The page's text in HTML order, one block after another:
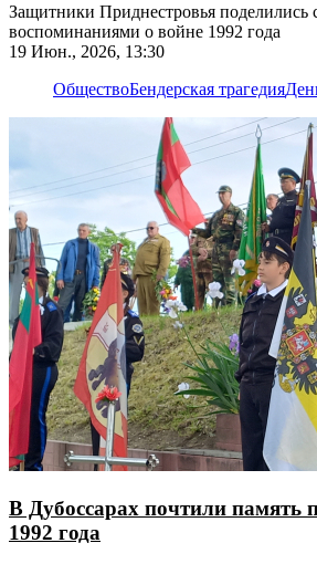
Защитники Приднестровья поделились
воспоминаниями о войне 1992 года
19 Июн., 2026, 13:30
ОбществоБендерская трагедия
В Дубоссарах почтили память
1992 года